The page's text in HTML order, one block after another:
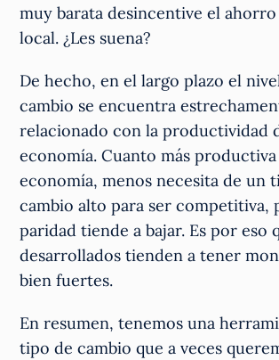
muy barata desincentive el
local. ¿Les suena?
De hecho, en el largo plazo el
cambio se encuentra
relacionado con la productividad
economía. Cuanto más productiva
economía, menos necesita de un
cambio alto para ser competitiva,
paridad tiende a bajar. Es por eso
desarrollados tienden a tener
bien fuertes.
En resumen, tenemos una
tipo de cambio que a veces